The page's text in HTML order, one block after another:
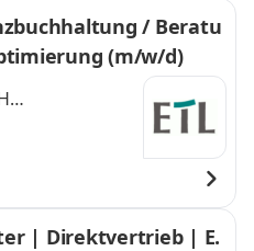
/ Beratu
(m/w/d)
| Direktvertrieb | E.